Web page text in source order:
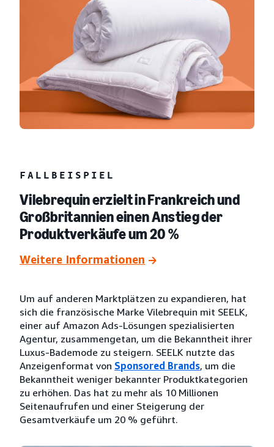
FALLBEISPIEL
Vilebrequin erzielt in Frankreich und
Großbritannien einen Anstieg der
Produktverkäufe um 20 %
Weitere Informationen
Um auf anderen Marktplätzen zu expandieren, hat
sich die französische Marke Vilebrequin mit SEELK,
einer auf Amazon Ads-Lösungen spezialisierten
Agentur, zusammengetan, um die Bekanntheit ihrer
Luxus-Bademode zu steigern. SEELK nutzte das
Anzeigenformat von Sponsored Brands, um die
Bekanntheit weniger bekannter Produktkategorien
zu erhöhen. Das hat zu mehr als 10 Millionen
Seitenaufrufen und einer Steigerung der
Gesamtverkäufe um 20 % geführt.